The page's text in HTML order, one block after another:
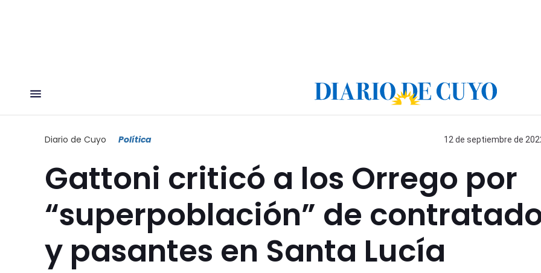
Diario de Cuyo Política 12 de septiembre de
Gattoni criticó a los Orrego por
“superpoblación” de
y pasantes en Santa Lucía